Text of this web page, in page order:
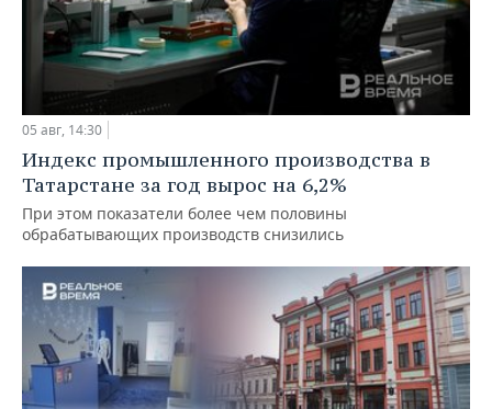
05 авг, 14:30
Индекс промышленного производства в
Татарстане за год вырос на 6,2%
При этом показатели более чем половины
обрабатывающих производств снизились